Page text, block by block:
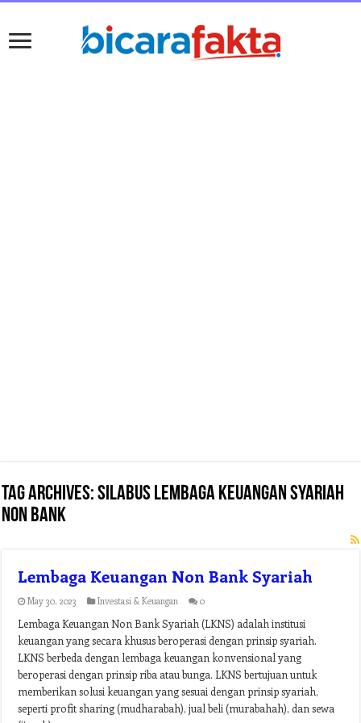
Tag Archives:silabus lembaga keuangan syariah
non bank
Lembaga Keuangan Non Bank Syariah
May 30, 2023 Investasi & Keuangan 0
Lembaga Keuangan Non Bank Syariah (LKNS) adalah institusi
keuangan yang secara khusus beroperasi dengan prinsip syariah.
LKNS berbeda dengan lembaga keuangan konvensional yang
beroperasi dengan prinsip riba atau bunga. LKNS bertujuan untuk
memberikan solusi keuangan yang sesuai dengan prinsip syariah,
seperti profit sharing (mudharabah), jual beli (murabahah), dan sewa